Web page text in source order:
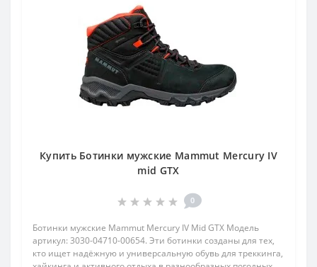
Купить Ботинки мужские Mammut Mercury IV
mid GTX
0
Ботинки мужские Mammut Mercury IV Mid GTX Модель
артикул: 3030-04710-00654. Эти ботинки созданы для тех,
кто ищет надёжную и универсальную обувь для треккинга,